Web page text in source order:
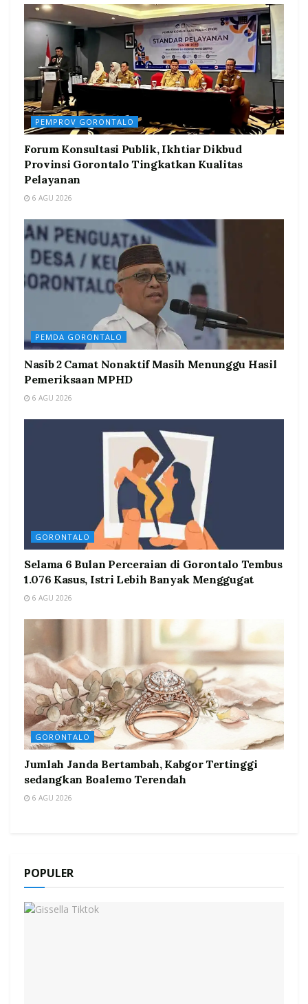
PEMPROV GORONTALO
Forum Konsultasi Publik, Ikhtiar Dikbud
Provinsi Gorontalo Tingkatkan Kualitas
Pelayanan
6 AGU 2026
PEMDA GORONTALO
Nasib 2 Camat Nonaktif Masih Menunggu Hasil
Pemeriksaan MPHD
6 AGU 2026
GORONTALO
Selama 6 Bulan Perceraian di Gorontalo Tembus
1.076 Kasus, Istri Lebih Banyak Menggugat
6 AGU 2026
GORONTALO
Jumlah Janda Bertambah, Kabgor Tertinggi
sedangkan Boalemo Terendah
6 AGU 2026
POPULER